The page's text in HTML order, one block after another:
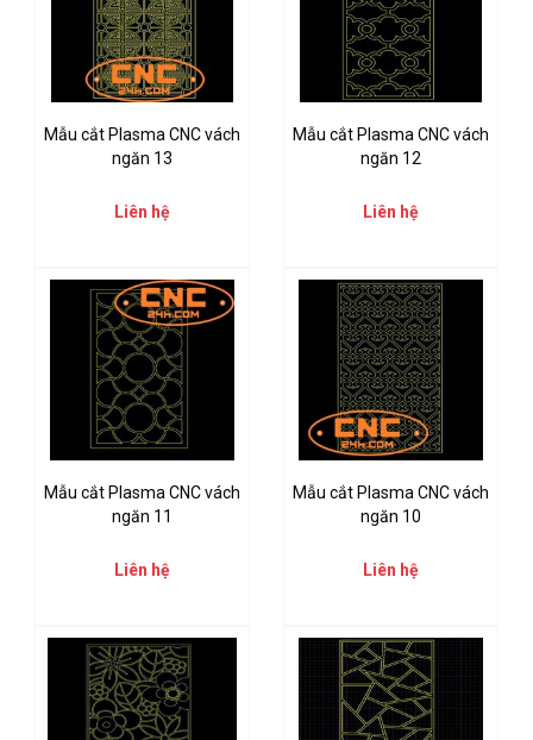
Mẫu cắt Plasma CNC vách
ngăn 13
Liên hệ
Mẫu cắt Plasma CNC vách
ngăn 12
Liên hệ
Mẫu cắt Plasma CNC vách
ngăn 11
Liên hệ
Mẫu cắt Plasma CNC vách
ngăn 10
Liên hệ